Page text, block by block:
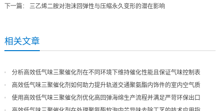
下一篇： 三乙烯二胺对泡沫回弹性与压缩永久变形的潜在影响
相关文章
分析高效低气味三聚催化剂在不同环境下维持催化性能且保证气味控制表
现
高效低气味三聚催化剂如何助力提升轨道交通聚氨酯内饰件的室内空气质
量
使用高效低气味三聚催化剂优化高回弹海绵生产流程并满足严苛环保出口